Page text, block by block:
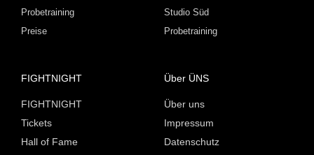
Probetraining
Preise
Studio Süd
Probetraining
FIGHTNIGHT
FIGHTNIGHT
Tickets
Hall of Fame
Über ÜNS
Über uns
Impressum
Datenschutz